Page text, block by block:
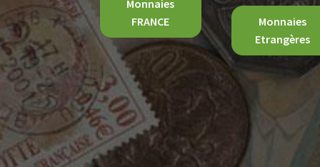
Monnaies
FRANCE
Monnaies
Etrangères